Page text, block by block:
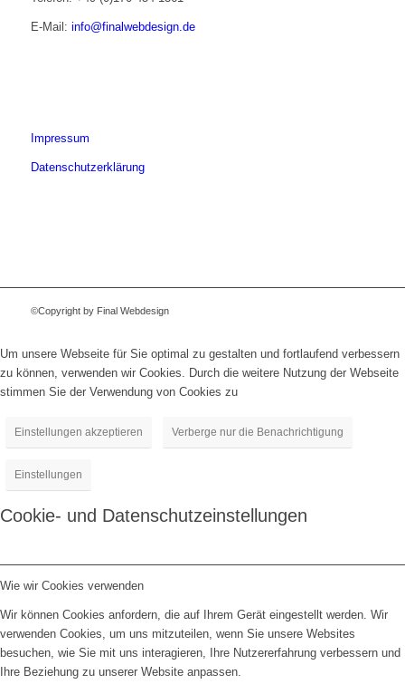
E-Mail: info@finalwebdesign.de
Impressum
Datenschutzerklärung
©Copyright by Final Webdesign
Um unsere Webseite für Sie optimal zu gestalten und fortlaufend verbessern
zu können, verwenden wir Cookies. Durch die weitere Nutzung der Webseite
stimmen Sie der Verwendung von Cookies zu
Einstellungen akzeptieren Verberge nur die Benachrichtigung
Einstellungen
Cookie- und Datenschutzeinstellungen
Wie wir Cookies verwenden
Wir können Cookies anfordern, die auf Ihrem Gerät eingestellt werden. Wir
verwenden Cookies, um uns mitzuteilen, wenn Sie unsere Websites
besuchen, wie Sie mit uns interagieren, Ihre Nutzererfahrung verbessern und
Ihre Beziehung zu unserer Website anpassen.